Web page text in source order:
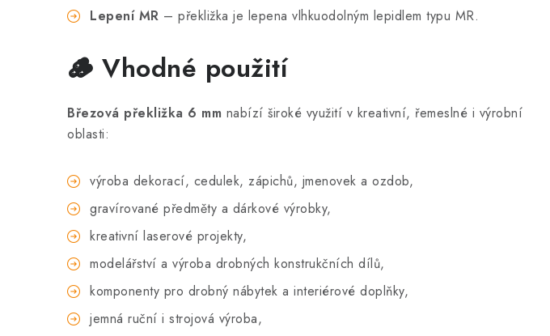
Lepení MR – překližka je lepena vlhkuodolným lepidlem typu MR.
🪵 Vhodné použití
Březová překližka 6 mm nabízí široké využití v kreativní, řemeslné i výrobní
oblasti:
výroba dekorací, cedulek, zápichů, jmenovek a ozdob,
gravírované předměty a dárkové výrobky,
kreativní laserové projekty,
modelářství a výroba drobných konstrukčních dílů,
komponenty pro drobný nábytek a interiérové doplňky,
jemná ruční i strojová výroba,